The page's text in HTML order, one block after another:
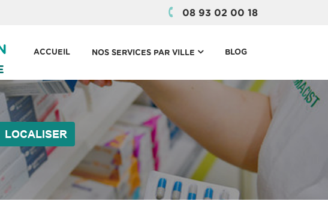
08 93 02 00 18
ACCUEIL NOS SERVICES PAR VILLE (CURRENT)
BLOG
LOCALISER